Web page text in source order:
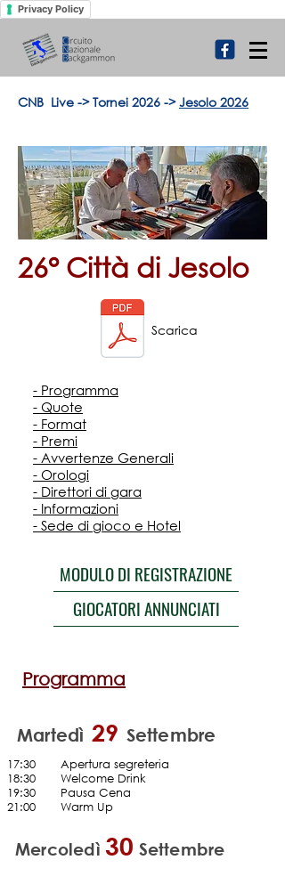
Privacy Policy
CNB Live ->Tornei 2026 ->Jesolo 2026
26° Città di Jesolo
Scarica
- Programma
- Quote
- Format
- Premi
- Avvertenze Generali
- Orologi
- Direttori di gara
- Informazioni
- Sede di gioco e Hotel
MODULO DI REGISTRAZIONE
GIOCATORI ANNUNCIATI
Programma
Martedì 29 Settembre
17:30
Apertura segreteria
18:30
Welcome Drink
19:30
Pausa Cena
21:00
Warm Up
Mercoledì 30 Settembre